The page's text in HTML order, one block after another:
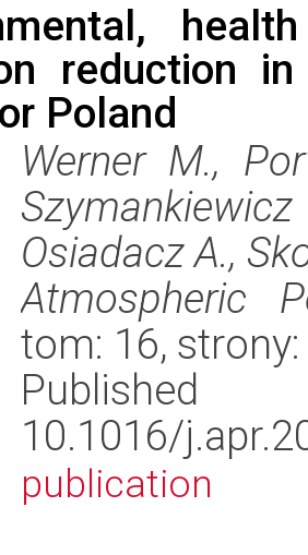
reduction
Poland
Werner M.,
Osiadacz A.,
Atmospheric
tom: 16,
Published
10.1016/
publication